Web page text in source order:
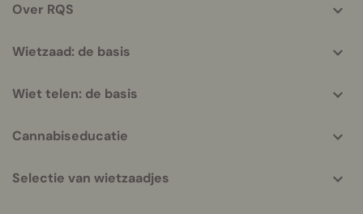
Over RQS
Wietzaad: de basis
Wiet telen: de basis
Cannabiseducatie
Selectie van wietzaadjes